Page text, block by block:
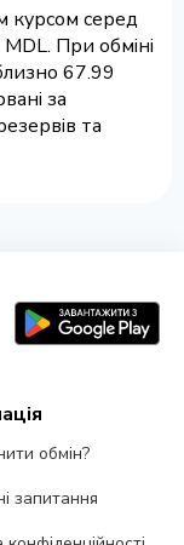
курсом серед
При обміні
67.99
за
та
обмін?
запитання